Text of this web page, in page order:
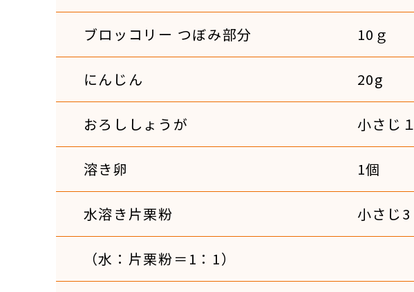
ブロッコリー つぼみ部分 10ｇ
にんじん 20g
おろししょうが 小さじ１
溶き卵 1個
水溶き片栗粉 小さじ3
（水：片栗粉＝1：1）